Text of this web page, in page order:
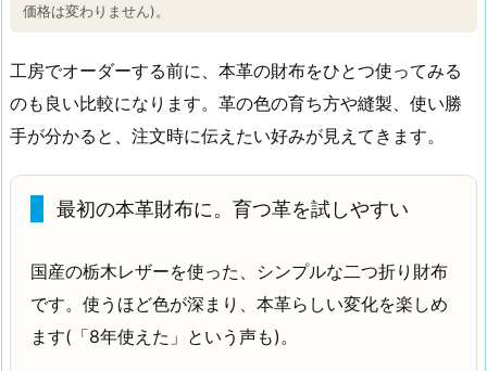
価格は変わりません)。
工房でオーダーする前に、本革の財布をひとつ使ってみる
のも良い比較になります。革の色の育ち方や縫製、使い勝
手が分かると、注文時に伝えたい好みが見えてきます。
最初の本革財布に。育つ革を試しやすい
国産の栃木レザーを使った、シンプルな二つ折り財布
です。使うほど色が深まり、本革らしい変化を楽しめ
ます(「8年使えた」という声も)。